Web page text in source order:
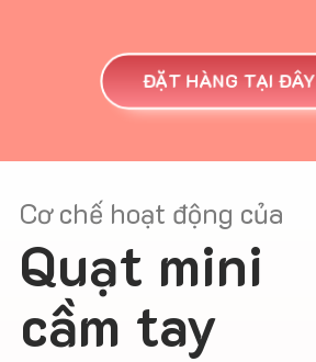
ĐẶT HÀNG TẠI ĐÂY
Cơ chế hoạt động của
Quạt mini
cầm tay